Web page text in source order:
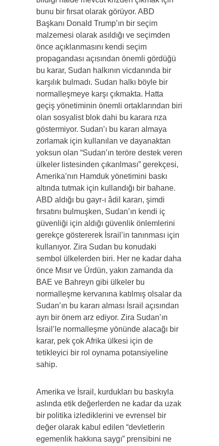
bunu bir fırsat olarak görüyor. ABD
Başkanı Donald Trump’ın bir seçim
malzemesi olarak asıldığı ve seçimden
önce açıklanmasını kendi seçim
propagandası açısından önemli gördüğü
bu karar, Sudan halkının vicdanında bir
karşılık bulmadı. Sudan halkı böyle bir
normalleşmeye karşı çıkmakta. Hatta
geçiş yönetiminin önemli ortaklarından biri
olan sosyalist blok dahi bu karara rıza
göstermiyor. Sudan’ı bu kararı almaya
zorlamak için kullanılan ve dayanaktan
yoksun olan “Sudan’ın teröre destek veren
ülkeler listesinden çıkarılması” gerekçesi,
Amerika’nın Hamduk yönetimini baskı
altında tutmak için kullandığı bir bahane.
ABD aldığı bu gayr-ı âdil kararı, şimdi
fırsatını bulmuşken, Sudan’ın kendi iç
güvenliği için aldığı güvenlik önlemlerini
gerekçe göstererek İsrail’in tanınması için
kullanıyor. Zira Sudan bu konudaki
sembol ülkelerden biri. Her ne kadar daha
önce Mısır ve Ürdün, yakın zamanda da
BAE ve Bahreyn gibi ülkeler bu
normalleşme kervanına katılmış olsalar da
Sudan’ın bu kararı alması İsrail açısından
ayrı bir önem arz ediyor. Zira Sudan’ın
İsrail’le normalleşme yönünde alacağı bir
karar, pek çok Afrika ülkesi için de
tetikleyici bir rol oynama potansiyeline
sahip.
Amerika ve İsrail, kurdukları bu baskıyla
aslında etik değerlerden ne kadar da uzak
bir politika izlediklerini ve evrensel bir
değer olarak kabul edilen “devletlerin
egemenlik hakkına saygı” prensibini ne